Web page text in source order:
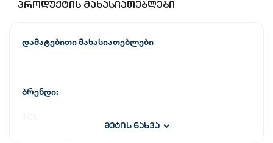
ᲞᲠᲝᲓᲣᲥᲢᲘᲡ ᲛᲐᲮᲐᲡᲘᲐᲗᲔᲑᲚᲔᲑᲘ
დამატებითი მახასიათებლები
ბრენდი:
მეტის ნახვა